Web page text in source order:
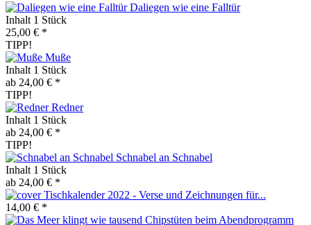
Daliegen wie eine Falltür
Inhalt 1 Stück
25,00 € *
TIPP!
Muße
Inhalt 1 Stück
ab 24,00 € *
TIPP!
Redner
Inhalt 1 Stück
ab 24,00 € *
TIPP!
Schnabel an Schnabel
Inhalt 1 Stück
ab 24,00 € *
Tischkalender 2022 - Verse und Zeichnungen für...
14,00 € *